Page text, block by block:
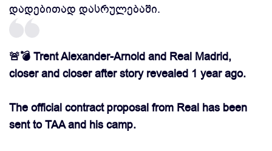
დადებითად დასრულებაში.
🚨💣 Trent Alexander-Arnold and Real Madrid,
closer and closer after story revealed 1 year ago.
The official contract proposal from Real has been
sent to TAA and his camp.